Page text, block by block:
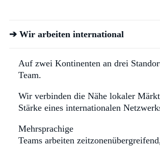
➔ Wir arbeiten international
Auf zwei Kontinenten an drei
Team.
Wir verbinden die Nähe lokaler
Stärke eines internationalen
Mehrsprachige
Teams arbeiten